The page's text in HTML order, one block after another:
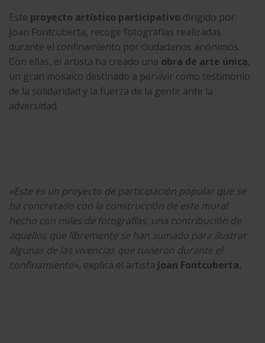
Este proyecto artístico participativo dirigido por
Joan Fontcuberta, recoge fotografías realizadas
durante el confinamiento por ciudadanos anónimos.
Con ellas, el artista ha creado una obra de arte única,
un gran mosaico destinado a pervivir como testimonio
de la solidaridad y la fuerza de la gente ante la
adversidad.
«Este es un proyecto de participación popular que se
ha concretado con la construcción de este mural
hecho con miles de fotografías, una contribución de
aquellos que libremente se han sumado para ilustrar
algunas de las vivencias que tuvieron durante el
confinamiento», explica el artista Joan Fontcuberta.